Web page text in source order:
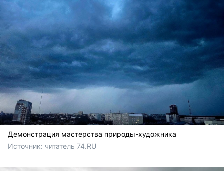
Демонстрация мастерства природы-художника
Источник: читатель 74.RU